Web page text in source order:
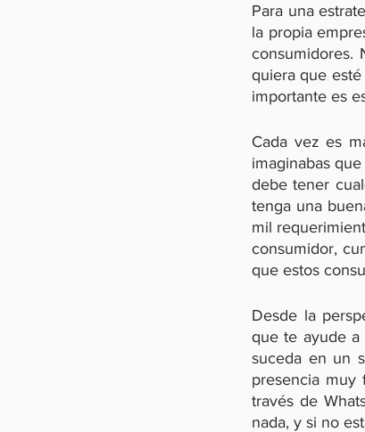
Para una
la propia
consumidores.
quiera que
importante es
Cada vez es
imaginabas
debe tener
tenga una
mil
consumidor,
que estos
Desde la
que te ayude a
suceda en un
presencia muy
través de
nada, y si no